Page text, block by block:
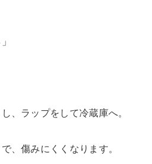
、ラップをして冷蔵庫へ。
、傷みにくくなります。